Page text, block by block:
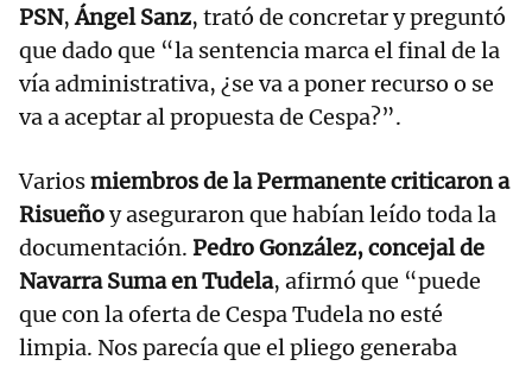
PSN,Ángel Sanz, trató de concretar y preguntó
que dado que “la sentencia marca el final de la
vía administrativa, ¿se va a poner recurso o se
va a aceptar al propuesta de Cespa?”.
Variosmiembros de la Permanente criticaron a
Risueñoy aseguraron que habían leído toda la
documentación. Pedro González, concejal de
Navarra Suma en Tudela, afirmó que “puede
que con la oferta de Cespa Tudela no esté
limpia. Nos parecía que el pliego generaba